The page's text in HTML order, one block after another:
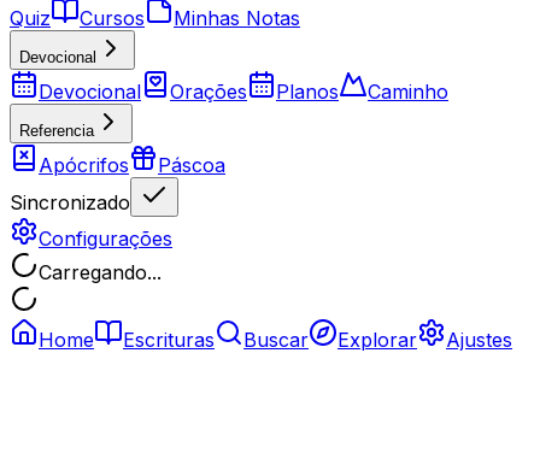
Quiz
Cursos Minhas Notas
Devocional
Devocional Orações Planos Caminho
Referencia
Apócrifos
Páscoa
Sincronizado
Configurações
Carregando...
Home Escrituras Buscar Explorar Ajustes